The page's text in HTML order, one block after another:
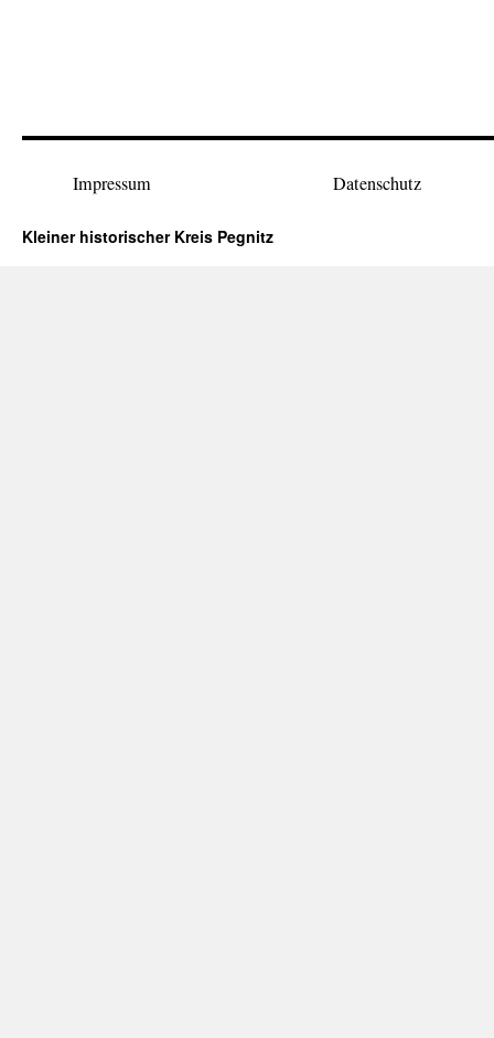
Impressum Datenschutz
Kleiner historischer Kreis Pegnitz